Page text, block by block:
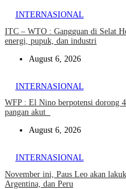
INTERNASIONAL
ITC – WTO : Gangguan di Selat
energi, pupuk, dan industri
August 6, 2026
INTERNASIONAL
WFP : El Nino berpotensi dorong
pangan akut
August 6, 2026
INTERNASIONAL
November ini, Paus Leo akan
Argentina, dan Peru